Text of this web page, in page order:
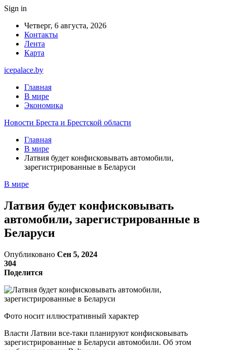
Sign in
Четверг, 6 августа, 2026
Контакты
Лента
Карта
icepalace.by
Главная
В мире
Экономика
Новости Бреста и Брестской области
Главная
В мире
Латвия будет конфисковывать автомобили,
зарегистрированные в Беларуси
В мире
Латвия будет конфисковывать
автомобили, зарегистрированные в
Беларуси
Опубликовано Сен 5, 2024
304
Поделится
Фото носит иллюстративный характер
Власти Латвии все-таки планируют конфисковывать
зарегистрированные в Беларуси автомобили. Об этом